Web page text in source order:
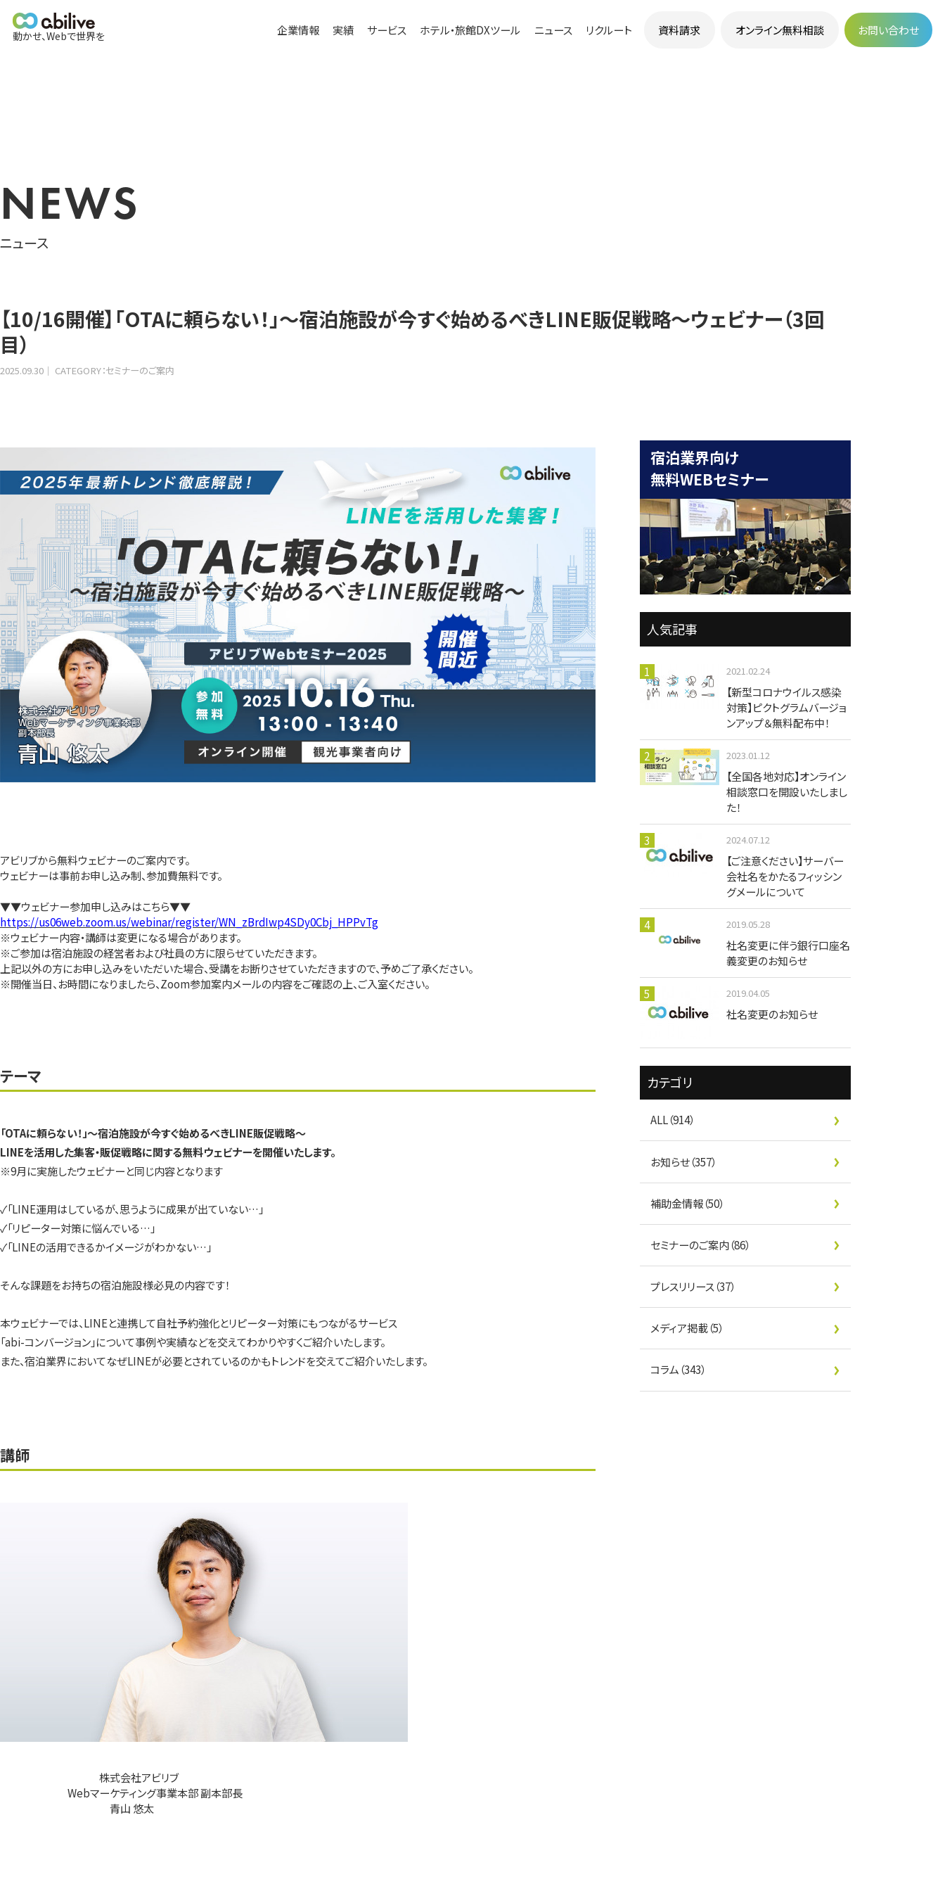
動かせ、Webで世界を 企業情報 実績 サービス ホテル・旅館DXツール ニュース リクルート 資料請求 オンライン無料相談 お問い合わせ
NEWS
ニュース
【10/16開催】「OTAに頼らない！」～宿泊施設が今すぐ始めるべきLINE販促戦略～ウェビナー（3回
目）
2025.09.30 CATEGORY：セミナーのご案内
アビリブから無料ウェビナーのご案内です。
ウェビナーは事前お申し込み制、参加費無料です。
▼▼ウェビナー参加申し込みはこちら▼▼
https://us06web.zoom.us/webinar/register/WN_zBrdIwp4SDy0Cbj_HPPvTg
※ウェビナー内容・講師は変更になる場合があります。
※ご参加は宿泊施設の経営者および社員の方に限らせていただきます。
上記以外の方にお申し込みをいただいた場合、受講をお断りさせていただきますので、予めご了承ください。
※開催当日、お時間になりましたら、Zoom参加案内メールの内容をご確認の上、ご入室ください。
テーマ
「OTAに頼らない！」～宿泊施設が今すぐ始めるべきLINE販促戦略～
LINEを活用した集客・販促戦略に関する無料ウェビナーを開催いたします。
※9月に実施したウェビナーと同じ内容となります
✓「LINE運用はしているが、思うように成果が出ていない…」
✓「リピーター対策に悩んでいる…」
✓「LINEの活用できるかイメージがわかない…」
そんな課題をお持ちの宿泊施設様必見の内容です！
本ウェビナーでは、LINEと連携して自社予約強化とリピーター対策にもつながるサービス
「abi-コンバージョン」について事例や実績などを交えてわかりやすくご紹介いたします。
また、宿泊業界においてなぜLINEが必要とされているのかもトレンドを交えてご紹介いたします。
講師
株式会社アビリブ
Webマーケティング事業本部 副本部長
青山 悠太
宿泊業界向け
無料WEBセミナー
人気記事
2021.02.24
【新型コロナウイルス感染
対策】ピクトグラムバージョ
ンアップ＆無料配布中！
2023.01.12
【全国各地対応】オンライン
相談窓口を開設いたしまし
た！
2024.07.12
【ご注意ください】サーバー
会社名をかたるフィッシン
グメールについて
2019.05.28
社名変更に伴う銀行口座名
義変更のお知らせ
2019.04.05
社名変更のお知らせ
カテゴリ
ALL（914）
お知らせ（357）
補助金情報（50）
セミナーのご案内（86）
プレスリリース（37）
メディア掲載（5）
コラム（343）